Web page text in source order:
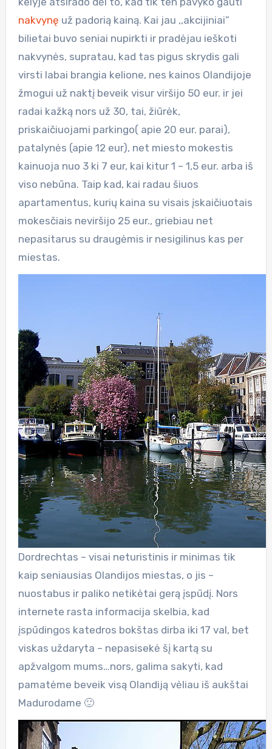
nakvynę už padorią kainą. Kai jau ,,akcijiniai”
bilietai buvo seniai nupirkti ir pradėjau ieškoti
nakvynės, supratau, kad tas pigus skrydis gali
virsti labai brangia kelione, nes kainos Olandijoje
žmogui už naktį beveik visur viršijo 50 eur. ir jei
radai kažką nors už 30, tai, žiūrėk,
priskaičiuojami parkingo( apie 20 eur. parai),
patalynės (apie 12 eur), net miesto mokestis
kainuoja nuo 3 ki 7 eur, kai kitur 1 – 1,5 eur. arba iš
viso nebūna. Taip kad, kai radau šiuos
apartamentus, kurių kaina su visais įskaičiuotais
mokesčiais neviršijo 25 eur., griebiau net
nepasitarus su draugėmis ir nesigilinus kas per
miestas.
Dordrechtas – visai neturistinis ir minimas tik
kaip seniausias Olandijos miestas, o jis –
nuostabus ir paliko netikėtai gerą įspūdį. Nors
internete rasta informacija skelbia, kad
įspūdingos katedros bokštas dirba iki 17 val, bet
viskas uždaryta – nepasisekė šį kartą su
apžvalgom mums…nors, galima sakyti, kad
pamatėme beveik visą Olandiją vėliau iš aukštai
Madurodame 🙂